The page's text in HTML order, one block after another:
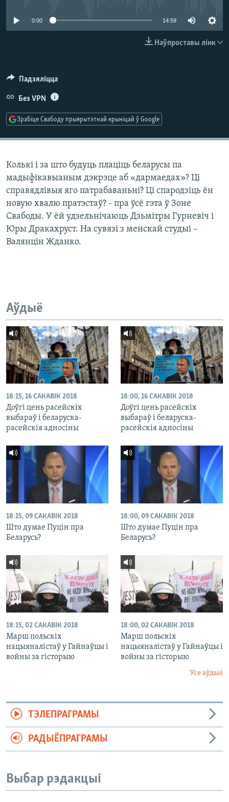
КАЛЯНДАР
НА ХВАЛЯХ СВАБОДЫ
0:00 14:59
Наўпроставы лінк
Падзяліцца
Без VPN
Зрабіце Свабоду прыярытэтнай крыніцай ў Google
Колькі і за што будуць плаціць беларусы па
мадыфікавыаным дэкрэце аб «дармаедах»? Ці
справядлівыя яго патрабаваньні? Ці спародзіць ён
новую хвалю пратэстаў? - пра ўсё гэта ў Зоне
Свабоды. У ёй удзельнічаюць Дзьмітры Гурневіч і
Юры Дракахруст. На сувязі з менскай студыі –
Валянцін Жданко.
Аўдыё
18:15, 16 САКАВІК 2018
Доўгі цень расейскіх
выбараў і беларуска-
расейскія адносіны
18:00, 16 САКАВІК 2018
Доўгі цень расейскіх
выбараў і беларуска-
расейскія адносіны
18:15, 09 САКАВІК 2018
Што думае Пуцін пра
Беларусь?
18:00, 09 САКАВІК 2018
Што думае Пуцін пра
Беларусь?
18:15, 02 САКАВІК 2018
Марш польскіх
нацыяналістаў у Гайнаўцы і
войны за гісторыю
18:00, 02 САКАВІК 2018
Марш польскіх
нацыяналістаў у Гайнаўцы і
войны за гісторыю
Усе аўдыё
ТЭЛЕПРАГРАМЫ
РАДЫЁПРАГРАМЫ
Выбар рэдакцыі